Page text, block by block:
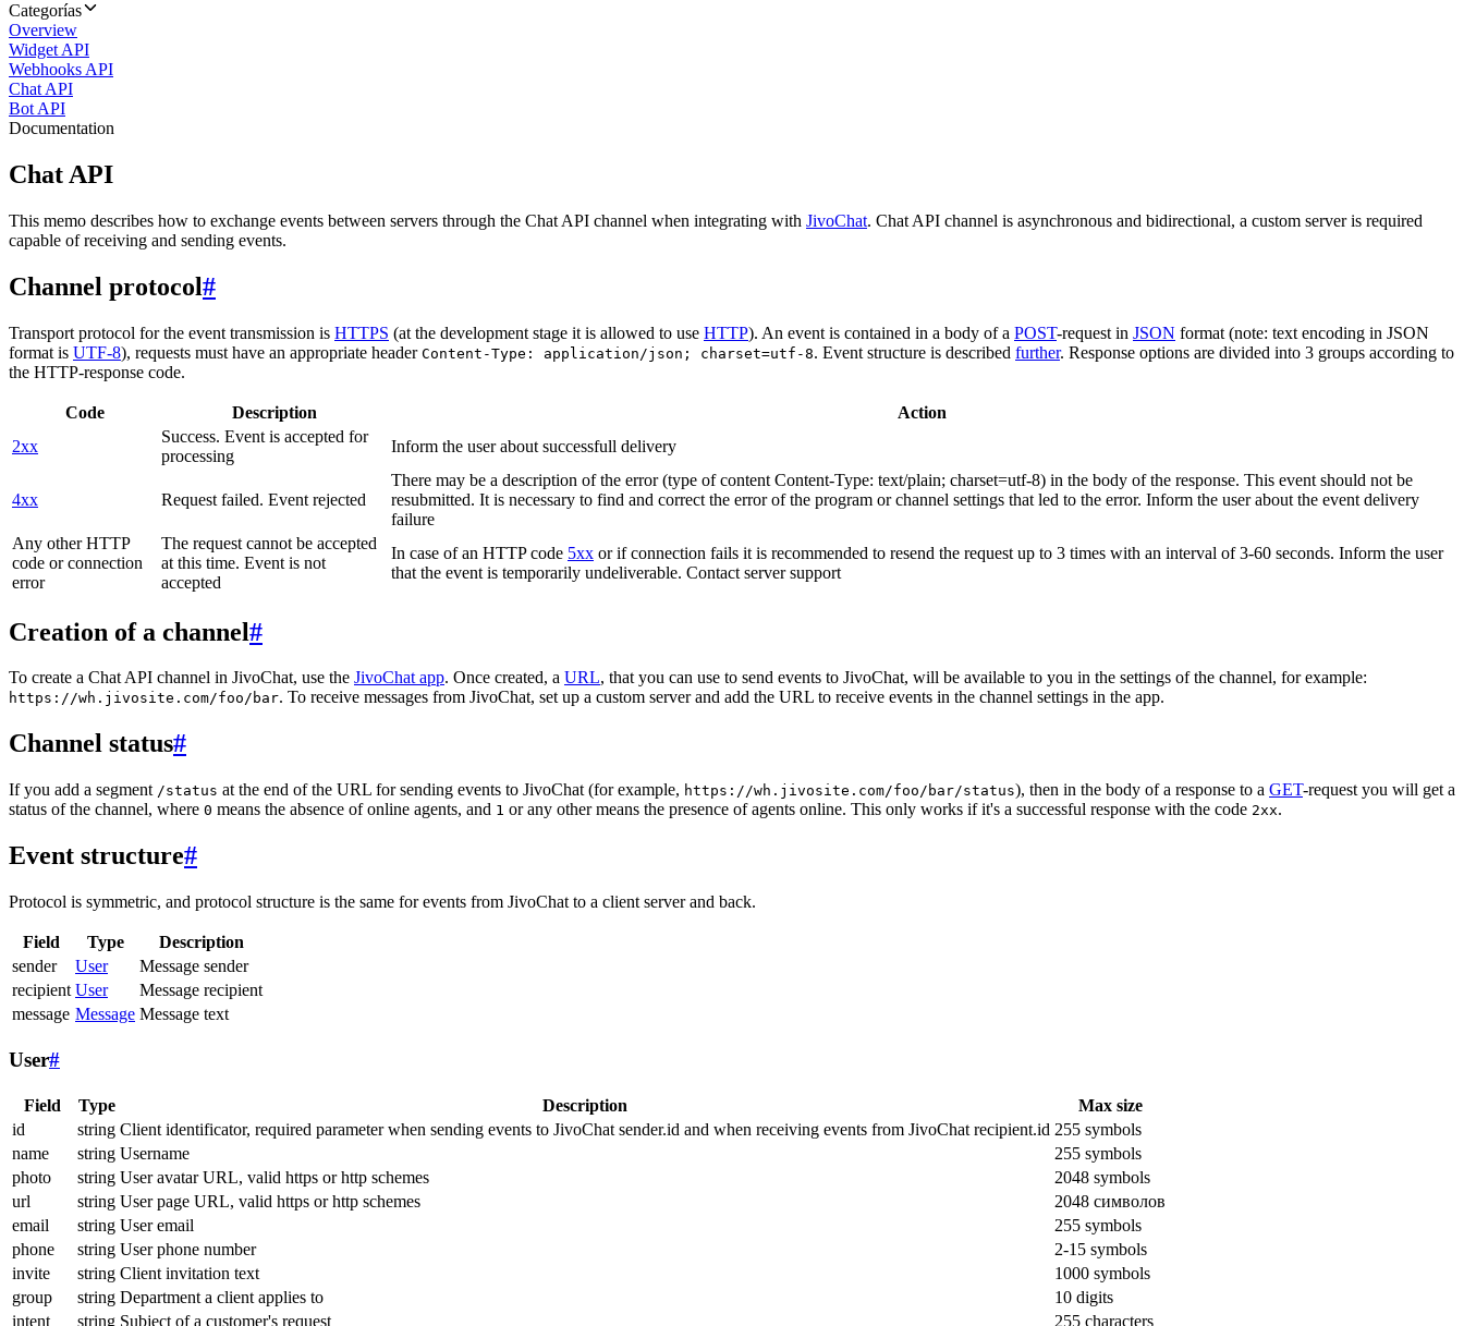
Categorías
Overview
Widget API
Webhooks API
Chat API
Bot API
Documentation
Chat API
This memo describes how to exchange events between servers through the Chat API channel when integrating with JivoChat. Chat API channel is asynchronous and bidirectional, a custom server is required
capable of receiving and sending events.
Channel protocol#
Transport protocol for the event transmission is HTTPS (at the development stage it is allowed to use HTTP). An event is contained in a body of a POST-request in JSON format (note: text encoding in JSON
format is UTF-8), requests must have an appropriate header Content-Type: application/json; charset=utf-8. Event structure is described further. Response options are divided into 3 groups according to
the HTTP-response code.
Code Description
Action
2xx
Success. Event is accepted for
processing
Inform the user about successfull delivery
4xx Request failed. Event rejected
There may be a description of the error (type of content Content-Type: text/plain; charset=utf-8) in the body of the response. This event should not be
resubmitted. It is necessary to find and correct the error of the program or channel settings that led to the error. Inform the user about the event delivery
failure
Any other HTTP
code or connection
error
The request cannot be accepted
at this time. Event is not
accepted
In case of an HTTP code 5xx or if connection fails it is recommended to resend the request up to 3 times with an interval of 3-60 seconds. Inform the user
that the event is temporarily undeliverable. Contact server support
Creation of a channel#
To create a Chat API channel in JivoChat, use the JivoChat app. Once created, a URL, that you can use to send events to JivoChat, will be available to you in the settings of the channel, for example:
https://wh.jivosite.com/foo/bar. To receive messages from JivoChat, set up a custom server and add the URL to receive events in the channel settings in the app.
Channel status#
If you add a segment /status at the end of the URL for sending events to JivoChat (for example, https://wh.jivosite.com/foo/bar/status), then in the body of a response to a GET-request you will get a
status of the channel, where 0 means the absence of online agents, and 1 or any other means the presence of agents online. This only works if it's a successful response with the code 2xx.
Event structure#
Protocol is symmetric, and protocol structure is the same for events from JivoChat to a client server and back.
Field Type
Description
sender
User
Message sender
recipient User
Message recipient
message Message Message text
User#
Field Type Description
Max size
id
string Client identificator, required parameter when sending events to JivoChat sender.id and when receiving events from JivoChat recipient.id 255 symbols
name
string Username
255 symbols
photo
string User avatar URL, valid https or http schemes
2048 symbols
url
string User page URL, valid https or http schemes
2048 символов
email
string User email
255 symbols
phone
string User phone number
2-15 symbols
invite
string Client invitation text
1000 symbols
group
string Department a client applies to
10 digits
intent
string Subject of a customer's request 255 characters